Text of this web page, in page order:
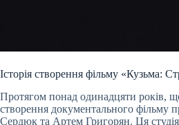
Історія створення фільму «Кузьма:
Протягом понад одинадцяти років,
створення документального фільму
Сердюк та Артем Григорян. Ця